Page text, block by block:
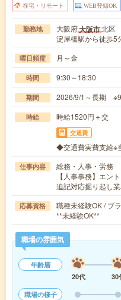
在宅・リモート WEB登録OK
勤務地 大阪府大阪市北区
淀屋橋駅から徒歩5
曜日頻度 月～金
時間 9:30～18:30
期間 2026/9/1～長期 ※9
時給 時給1520円＋交
交通費
◆交通費実費支給※
仕事内容
総務・人事・労務
【人事事務】エン
追記対応掘り起し
応募資格
職種未経験OK / ブ
**未経験OK**
職場の雰囲気
年齢層
20代
30
職場の様子